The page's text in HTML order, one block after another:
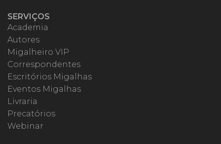
SERVIÇOS
Academia
Autores
Migalheiro VIP
Correspondentes
Escritórios Migalhas
Eventos Migalhas
Livraria
Precatórios
Webinar